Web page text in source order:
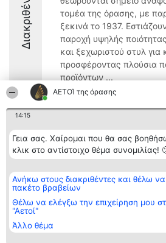
ΑΕΤΟΊ της όρασης
14:15
Γεια σας. Χαίρομαι που θα σας
κλικ στο αντίστοιχο θέμα συνομιλίας!
Ανήκω στους διακριθέντες και θέλω
πακέτο βραβείων
Θέλω να ελέγξω την επιχείρηση μου
"Αετοί"
Άλλο θέμα
Διακριθέντες
τομέα της όρασης, με
ξεκινά το 1937.
παροχή υψηλής
και ξεχωριστού στυλ για
προσφέροντας πλούσια
προϊόντων ...
8.4
Διοργανωτής της
κατάταξης
BEAUTIFUL COMPANY
ΤΗΛ. ΕΠΙΚΟΙΝΩΝΙΑΣ:
2104128019
aetoi@beautifulcompany.co
Κατάταξη
Διακριθέντες
Λίστα όλων
διακριθέντων
Όροι &
προϋποθέσεις